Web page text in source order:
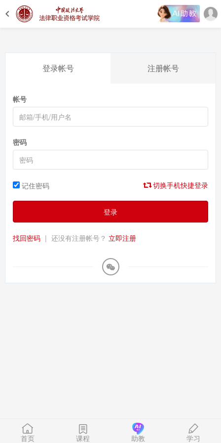
登录帐号 注册帐号
帐号
密码
记住密码 切换手机快捷登录
登录
找回密码 | 还没有注册帐号？ 立即注册
首页 课程 助教 学习